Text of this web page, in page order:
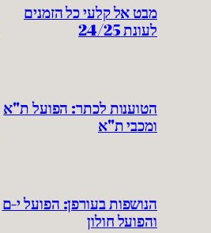
מבט אל קלעי כל הזמנים
לעונת 24/25
הטוענות לכתר: הפועל ת"א
ומכבי ת"א
הנושפות בעורפן: הפועל י-ם
והפועל חולון